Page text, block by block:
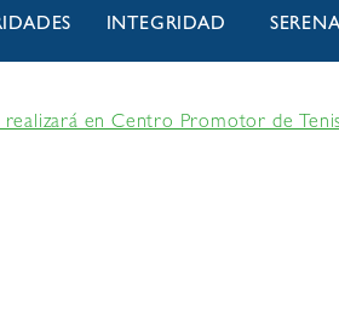
INTEGRIDAD
en Centro Promotor de